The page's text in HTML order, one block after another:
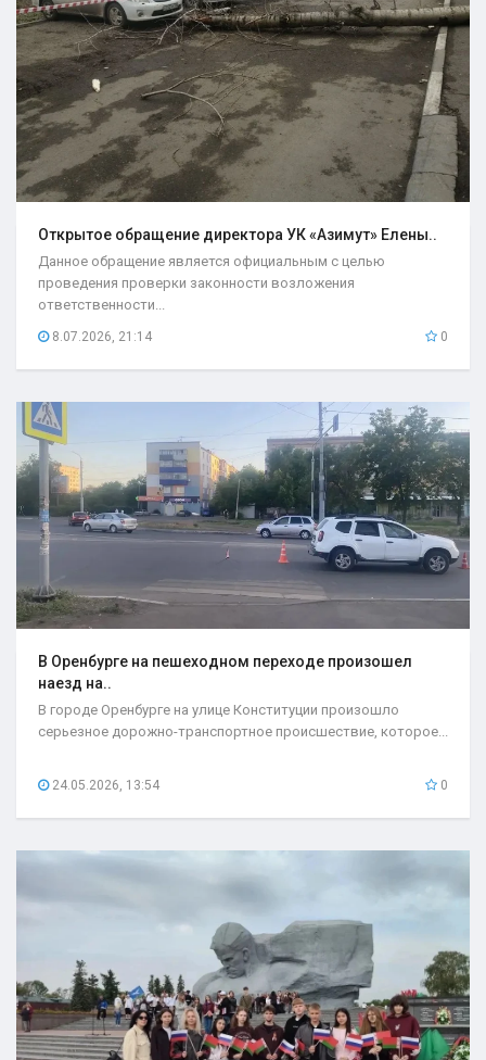
Открытое обращение директора УК «Азимут» Елены..
Данное обращение является официальным с целью
проведения проверки законности возложения
ответственности...
8.07.2026, 21:14 0
В Оренбурге на пешеходном переходе произошел
наезд на..
В городе Оренбурге на улице Конституции произошло
серьезное дорожно-транспортное происшествие, которое...
24.05.2026, 13:54 0